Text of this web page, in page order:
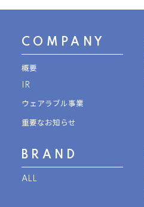
COMPANY
概要
IR
ウェアラブル事業
重要なお知らせ
BRAND
ALL